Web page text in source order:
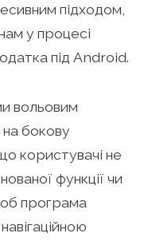
підходом,
у процесі
під Android.
вольовим
бокову
користувачі не
функції чи
програма